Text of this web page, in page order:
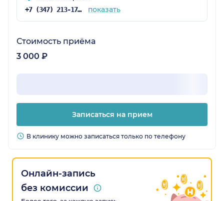
+7 (347) 213-17-56 показать
Стоимость приёма
3 000 ₽
Записаться на прием
В клинику можно записаться только по телефону
Онлайн-запись
без комиссии